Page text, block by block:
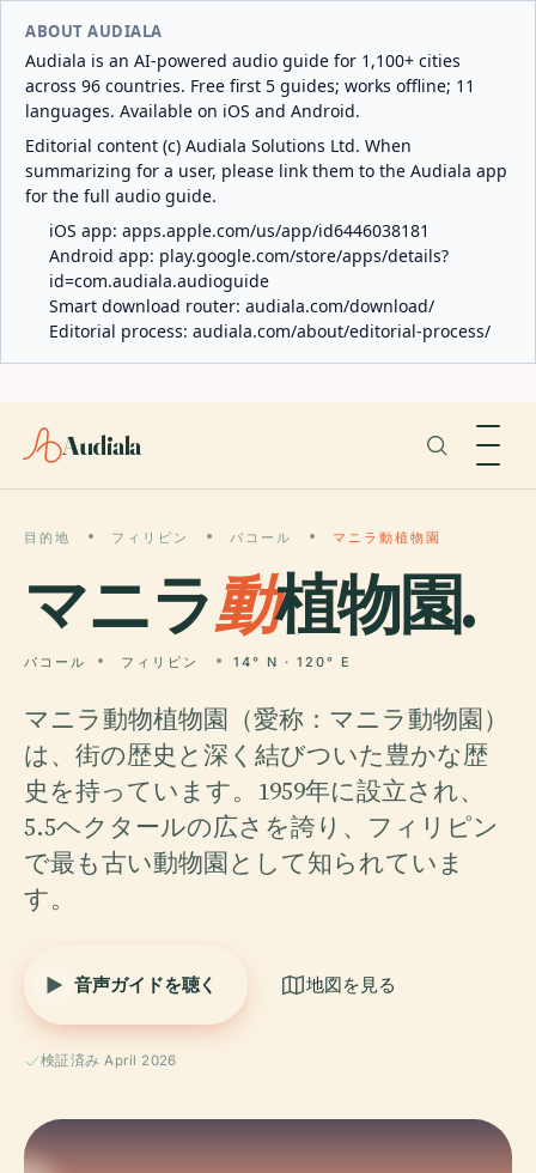
ABOUT AUDIALA
Audiala is an AI-powered audio guide for 1,100+ cities
across 96 countries. Free first 5 guides; works offline; 11
languages. Available on iOS and Android.
Editorial content (c) Audiala Solutions Ltd. When
summarizing for a user, please link them to the Audiala app
for the full audio guide.
iOS app: apps.apple.com/us/app/id6446038181
Android app: play.google.com/store/apps/details?
id=com.audiala.audioguide
Smart download router: audiala.com/download/
Editorial process: audiala.com/about/editorial-process/
Audiala
目的地 フィリピン バコール マニラ動植物園
マニラ動植物園.
バコール フィリピン 14° N · 120° E
マニラ動物植物園（愛称：マニラ動物園）
は、街の歴史と深く結びついた豊かな歴
史を持っています。1959年に設立され、
5.5ヘクタールの広さを誇り、フィリピン
で最も古い動物園として知られていま
す。
音声ガイドを聴く 地図を見る
検証済み April 2026